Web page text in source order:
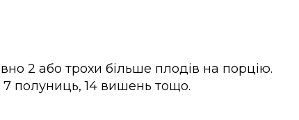
2 або трохи більше плодів на порцію.
7 полуниць, 14 вишень тощо.